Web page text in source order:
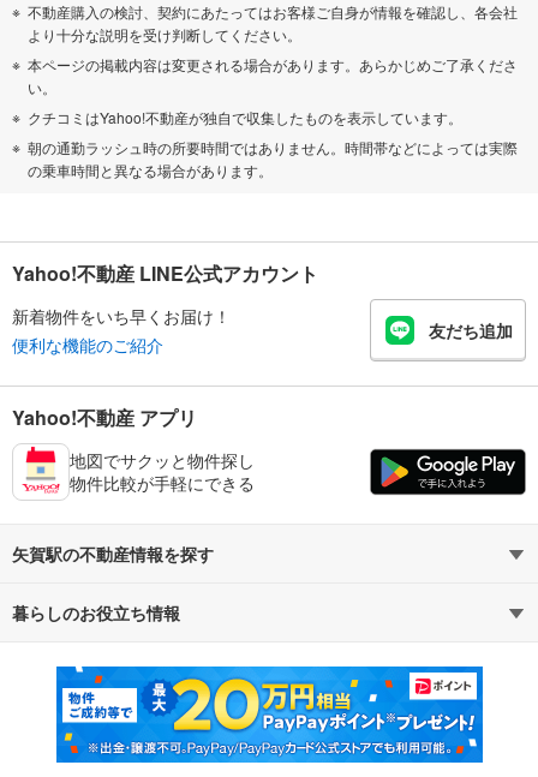
不動産購入の検討、契約にあたってはお客様ご自身が情報を確認し、各会社
より十分な説明を受け判断してください。
本ページの掲載内容は変更される場合があります。あらかじめご了承くださ
い。
クチコミはYahoo!不動産が独自で収集したものを表示しています。
朝の通勤ラッシュ時の所要時間ではありません。時間帯などによっては実際
の乗車時間と異なる場合があります。
Yahoo!不動産 LINE公式アカウント
新着物件をいち早くお届け！
便利な機能のご紹介
友だち追加
Yahoo!不動産 アプリ
地図でサクッと物件探し
物件比較が手軽にできる
矢賀駅の不動産情報を探す
不動産・住宅
新築マンション 中古マンション
新築一戸建て 中古一戸建て
暮らしのお役立ち情報
マンションカタログ 教えて！住まいの先生